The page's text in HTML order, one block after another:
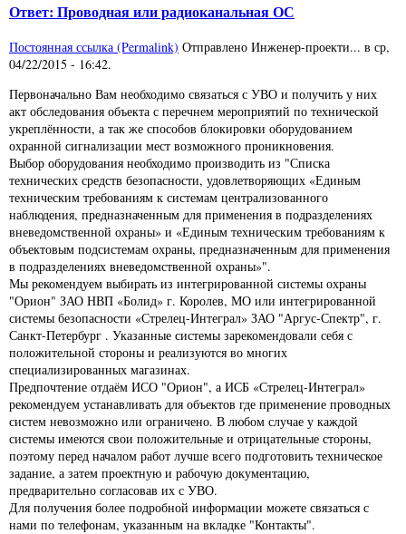
Ответ: Проводная или радиоканальная ОС
Постоянная ссылка (Permalink) Отправлено Инженер-проекти... в ср,
04/22/2015 - 16:42.
Первоначально Вам необходимо связаться с УВО и получить у них
акт обследования объекта с перечнем мероприятий по технической
укреплённости, а так же способов блокировки оборудованием
охранной сигнализации мест возможного проникновения.
Выбор оборудования необходимо производить из "Списка
технических средств безопасности, удовлетворяющих «Единым
техническим требованиям к системам централизованного
наблюдения, предназначенным для применения в подразделениях
вневедомственной охраны» и «Единым техническим требованиям к
объектовым подсистемам охраны, предназначенным для применения
в подразделениях вневедомственной охраны»".
Мы рекомендуем выбирать из интегрированной системы охраны
"Орион" ЗАО НВП «Болид» г. Королев, МО или интегрированной
системы безопасности «Стрелец-Интеграл» ЗАО "Аргус-Спектр", г.
Санкт-Петербург . Указанные системы зарекомендовали себя с
положительной стороны и реализуются во многих
специализированных магазинах.
Предпочтение отдаём ИСО "Орион", а ИСБ «Стрелец-Интеграл»
рекомендуем устанавливать для объектов где применение проводных
систем невозможно или ограничено. В любом случае у каждой
системы имеются свои положительные и отрицательные стороны,
поэтому перед началом работ лучше всего подготовить техническое
задание, а затем проектную и рабочую документацию,
предварительно согласовав их с УВО.
Для получения более подробной информации можете связаться с
нами по телефонам, указанным на вкладке "Контакты".